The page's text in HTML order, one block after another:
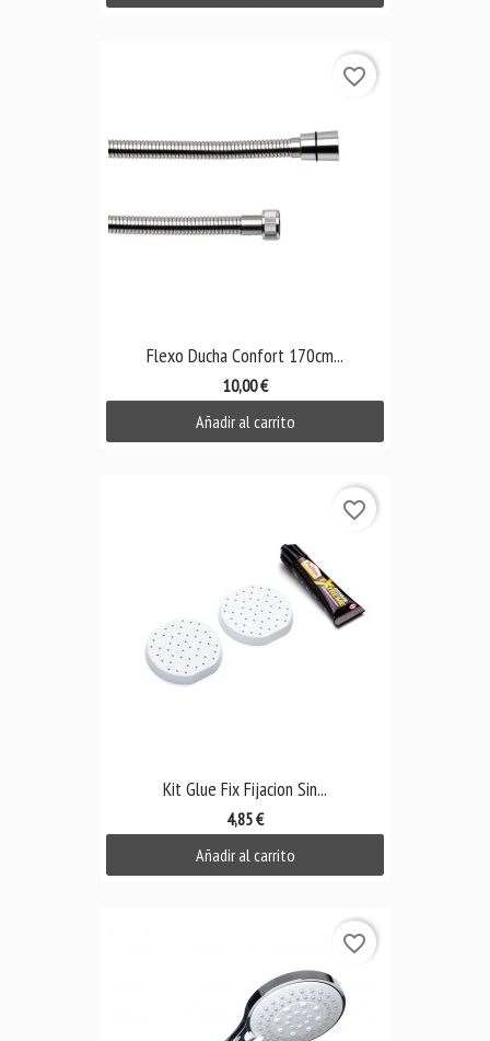
Flexo Ducha Confort 170cm...
10,00 €
Añadir al carrito
favorite_border
Kit Glue Fix Fijacion Sin...
4,85 €
Añadir al carrito
favorite_border
favorite_border